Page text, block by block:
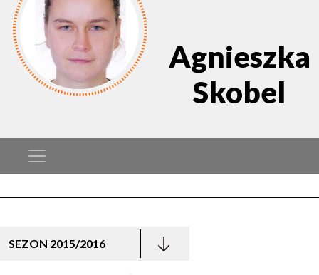
Agnieszka
Skobel
SEZON 2015/2016